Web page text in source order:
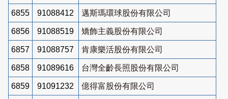
6855 91088412 邁斯瑪環球股份有限公司
6856 91088519 矯飾主義股份有限公司
6857 91088757 肯康樂活股份有限公司
6858 91089616 台灣全齡長照股份有限公司
6859 91091232 億得富股份有限公司